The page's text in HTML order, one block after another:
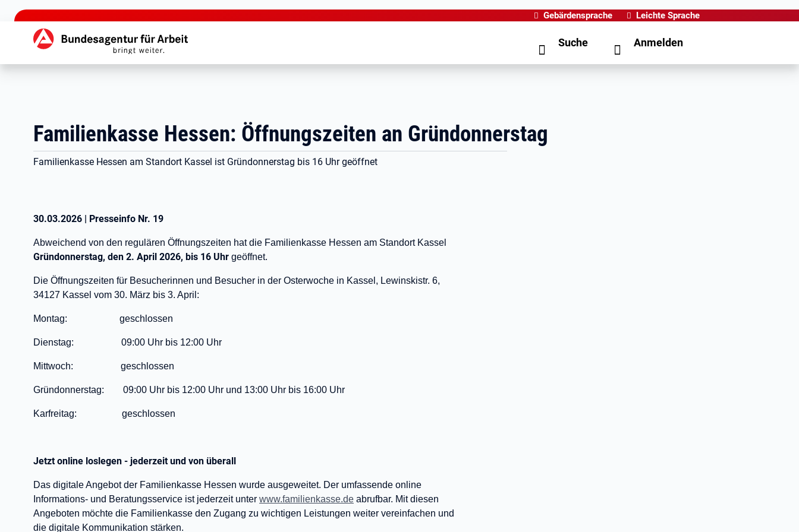
zu den Hauptinhalten springen
Gebärdensprache Leichte Sprache
Hauptnavigation Suche Anmelden
Familienkasse Hessen: Öffnungszeiten an Gründonnerstag
Familienkasse Hessen am Standort Kassel ist Gründonnerstag bis 16 Uhr geöffnet
30.03.2026 | Presseinfo Nr. 19
Abweichend von den regulären Öffnungszeiten hat die Familienkasse Hessen am Standort Kassel
Gründonnerstag, den 2. April 2026, bis 16 Uhr geöffnet.
Die Öffnungszeiten für Besucherinnen und Besucher in der Osterwoche in Kassel, Lewinskistr. 6,
34127 Kassel vom 30. März bis 3. April:
Montag: geschlossen
Dienstag: 09:00 Uhr bis 12:00 Uhr
Mittwoch: geschlossen
Gründonnerstag: 09:00 Uhr bis 12:00 Uhr und 13:00 Uhr bis 16:00 Uhr
Karfreitag: geschlossen
Jetzt online loslegen - jederzeit und von überall
Das digitale Angebot der Familienkasse Hessen wurde ausgeweitet. Der umfassende online
Informations- und Beratungsservice ist jederzeit unter www.familienkasse.de abrufbar. Mit diesen
Angeboten möchte die Familienkasse den Zugang zu wichtigen Leistungen weiter vereinfachen und
die digitale Kommunikation stärken.